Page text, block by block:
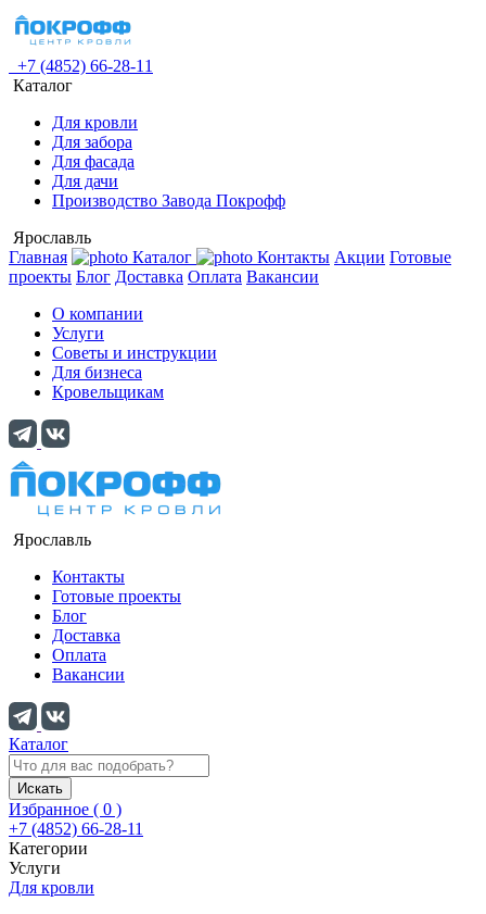
+7 (4852) 66-28-11
Каталог
Для кровли
Для забора
Для фасада
Для дачи
Производство Завода Покрофф
Ярославль
Главная
Каталог Контакты Акции Готовые
проекты Блог Доставка Оплата Вакансии
О компании
Услуги
Советы и инструкции
Для бизнеса
Кровельщикам
Ярославль
Контакты
Готовые проекты
Блог
Доставка
Оплата
Вакансии
Каталог
Искать
Избранное ( 0 )
+7 (4852) 66-28-11
Категории
Услуги
Для кровли